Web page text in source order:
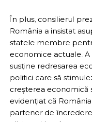
În plus, consilierul
România a insistat
statele membre
economice actuale.
susține redresarea
politici care să
creșterea economică
evidențiat că
partener de